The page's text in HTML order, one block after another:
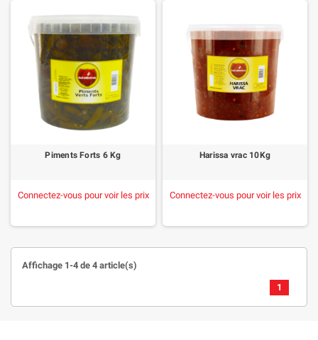
Piments Forts 6 Kg
Connectez-vous pour voir les prix
Harissa vrac 10Kg
Connectez-vous pour voir les prix
Affichage 1-4 de 4 article(s)
1